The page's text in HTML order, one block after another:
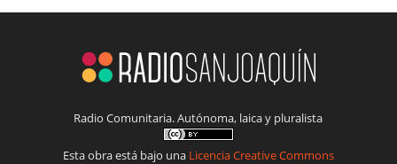
Radio Comunitaria. Autónoma, laica y pluralista
Esta obra está bajo una Licencia Creative Commons